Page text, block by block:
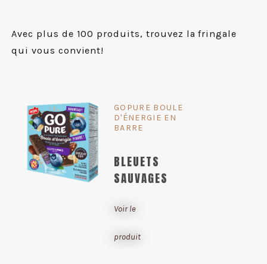
Avec plus de 100 produits, trouvez la fringale
qui vous convient!
GOPURE BOULE
D'ÉNERGIE EN
BARRE
BLEUETS
SAUVAGES
Voir le
produit